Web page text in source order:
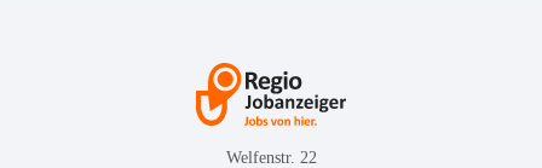
Welfenstr. 22